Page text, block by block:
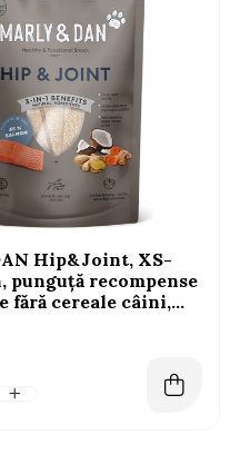
Hip&Joint, XS-
punguță recompense
fără cereale câini,
80g